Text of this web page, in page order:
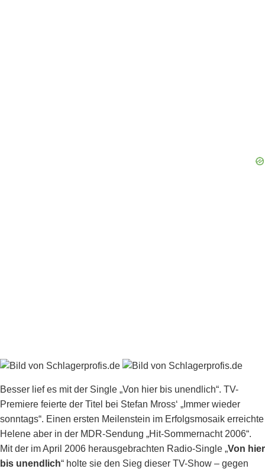
Besser lief es mit der Single „Von hier bis unendlich“. TV-
Premiere feierte der Titel bei Stefan Mross‘ „Immer wieder
sonntags“. Einen ersten Meilenstein im Erfolgsmosaik erreichte
Helene aber in der MDR-Sendung „Hit-Sommernacht 2006“.
Mit der im April 2006 herausgebrachten Radio-Single „Von hier
bis unendlich“ holte sie den Sieg dieser TV-Show – gegen